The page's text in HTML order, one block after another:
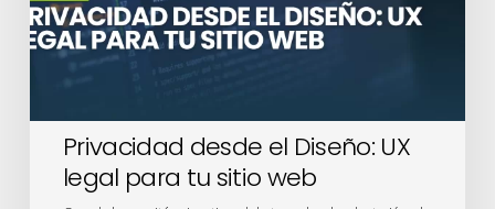
para
tu
Privacidad desde el Diseño: UX
legal para tu sitio web